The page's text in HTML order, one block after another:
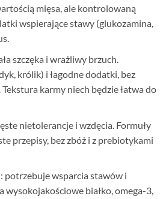
mięsa, ale kontrolowaną
wspierające stawy (glukozamina,
szczęka i wrażliwy brzuch.
królik) i łagodne dodatki, bez
Tekstura karmy niech będzie łatwa do
nietolerancje i wzdęcia. Formuły
przepisy, bez zbóż i z prebiotykami
potrzebuje wsparcia stawów i
wysokojakościowe białko, omega-3,